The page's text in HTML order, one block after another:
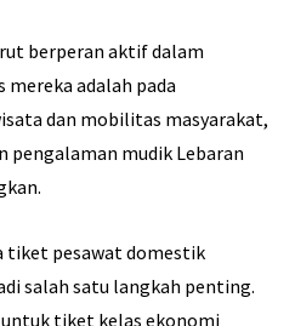
berperan aktif dalam
mereka adalah pada
dan mobilitas masyarakat,
pengalaman mudik Lebaran
tiket pesawat domestik
salah satu langkah penting.
tiket kelas ekonomi